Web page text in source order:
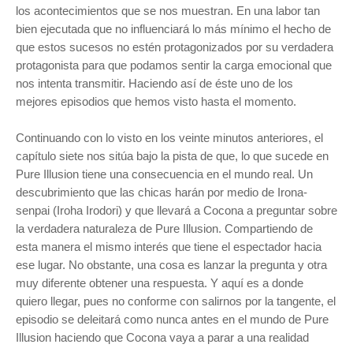
los acontecimientos que se nos muestran. En una labor tan
bien ejecutada que no influenciará lo más mínimo el hecho de
que estos sucesos no estén protagonizados por su verdadera
protagonista para que podamos sentir la carga emocional que
nos intenta transmitir. Haciendo así de éste uno de los
mejores episodios que hemos visto hasta el momento.
Continuando con lo visto en los veinte minutos anteriores, el
capítulo siete nos sitúa bajo la pista de que, lo que sucede en
Pure Illusion tiene una consecuencia en el mundo real. Un
descubrimiento que las chicas harán por medio de Irona-
senpai (Iroha Irodori) y que llevará a Cocona a preguntar sobre
la verdadera naturaleza de Pure Illusion. Compartiendo de
esta manera el mismo interés que tiene el espectador hacia
ese lugar. No obstante, una cosa es lanzar la pregunta y otra
muy diferente obtener una respuesta. Y aquí es a donde
quiero llegar, pues no conforme con salirnos por la tangente, el
episodio se deleitará como nunca antes en el mundo de Pure
Illusion haciendo que Cocona vaya a parar a una realidad